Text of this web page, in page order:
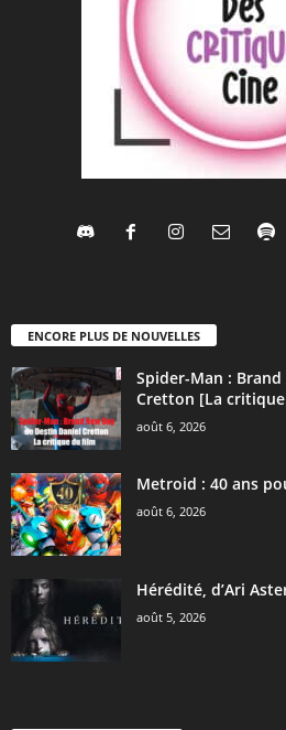
ENCORE PLUS DE NOUVELLES
Spider-Man :
Cretton [La
août 6, 2026
Metroid : 40 ans
août 6, 2026
Hérédité, d’Ari
août 5, 2026